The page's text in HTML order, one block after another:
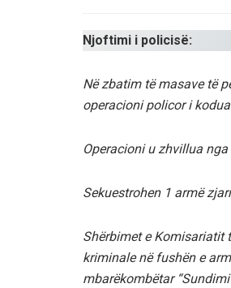
Njoftimi i policisë:
Në zbatim të masave të
operacioni policor i
Operacioni u zhvillua
Sekuestrohen 1 armë
Shërbimet e Komisariatit
kriminale në fushën e
mbarëkombëtar